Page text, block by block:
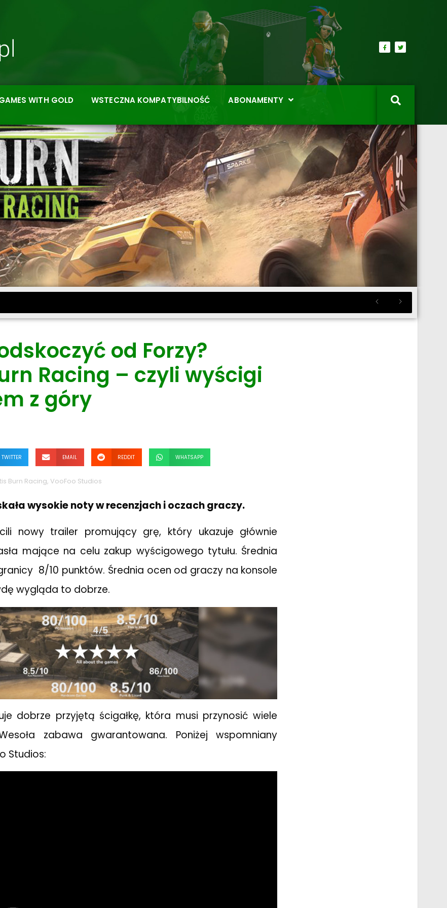
WITH GOLD WSTECZNA KOMPATYBILNOŚĆ
ABONAMENTY
od Forzy?
Racing – czyli wyścigi
z góry
TWITTER EMAIL REDDIT WHATSAPP
Burn Racing,VooFoo Studios
wysokie noty w recenzjach i oczach graczy.
nowy trailer promujący grę, który ukazuje głównie
mające na celu zakup wyścigowego tytułu. Średnia
8/10 punktów. Średnia ocen od graczy na konsole
wygląda to dobrze.
dobrze przyjętą ścigałkę, która musi przynosić wiele
zabawa gwarantowana. Poniżej wspomniany
Studios: